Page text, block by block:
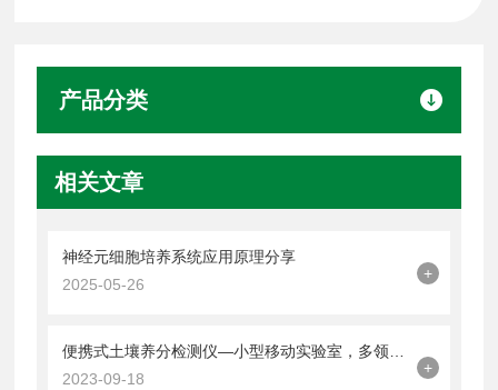
产品分类
相关文章
神经元细胞培养系统应用原理分享
2025-05-26
+
便携式土壤养分检测仪—小型移动实验室，多领域应用
2023-09-18
+